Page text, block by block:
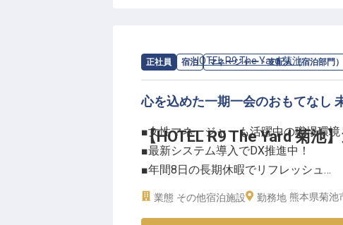
ホテル・飲食業界での経験を活かし、
るお仕事です。
当ホテルでは、運営マネージャーとし
ホテル業務だけでなく、マネジメント
女性マネージャーも多数活躍中で、性
自分のアイデアを実現したい方、正当
正社員 宿泊 マネージャー・支配人（宿泊部門）
【HOTEL R9 The Yard 菊池
求人情報：HOTEL R9 The Yard 菊池のマネ
心を込めた一期一会のおもてなし
■女性マネージャーも活躍中の職場環境
■最新システム導入でDX推進中！
■年間8日の長期休暇でリフレッシュ
■マイカー通勤OK！駐車場完備
業態 その他宿泊施設 勤務地 熊本県菊池